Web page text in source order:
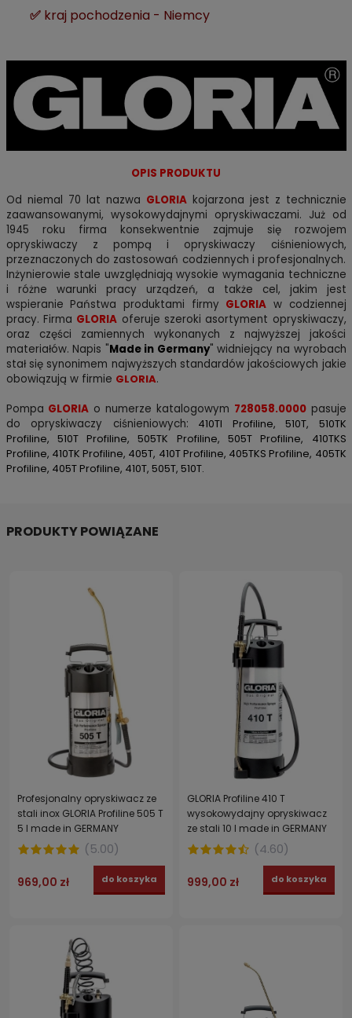
✅ kraj pochodzenia - Niemcy
OPIS PRODUKTU
Od niemal 70 lat nazwa GLORIAkojarzona jest z technicznie
zaawansowanymi, wysokowydajnymi opryskiwaczami. Już od
1945 roku firma konsekwentnie zajmuje się rozwojem
opryskiwaczy z pompą i opryskiwaczy ciśnieniowych,
przeznaczonych do zastosowań codziennych i profesjonalnych.
Inżynierowie stale uwzględniają wysokie wymagania techniczne
i różne warunki pracy urządzeń, a także cel, jakim jest
wspieranie Państwa produktami firmy GLORIA w codziennej
pracy. Firma GLORIA oferuje szeroki asortyment opryskiwaczy,
oraz części zamiennych wykonanych z najwyższej jakości
materiałów. Napis "Made in Germany" widniejący na wyrobach
stał się synonimem najwyższych standardów jakościowych jakie
obowiązują w firmie GLORIA.
Pompa GLORIA o numerze katalogowym 728058.0000pasuje
do opryskiwaczy ciśnieniowych:
410TI Profiline, 510T, 510TK
Profiline, 510T Profiline, 505TK Profiline, 505T Profiline, 410TKS
Profiline, 410TK Profiline, 405T, 410T Profiline, 405TKS Profiline, 405TK
Profiline, 405T Profiline, 410T, 505T, 510T.
PRODUKTY POWIĄZANE
Profesjonalny opryskiwacz ze
stali inox GLORIA Profiline 505 T
5 l made in GERMANY
(5.00)
969,00 zł do koszyka
GLORIA Profiline 410 T
wysokowydajny opryskiwacz
ze stali 10 l made in GERMANY
(4.60)
999,00 zł do koszyka